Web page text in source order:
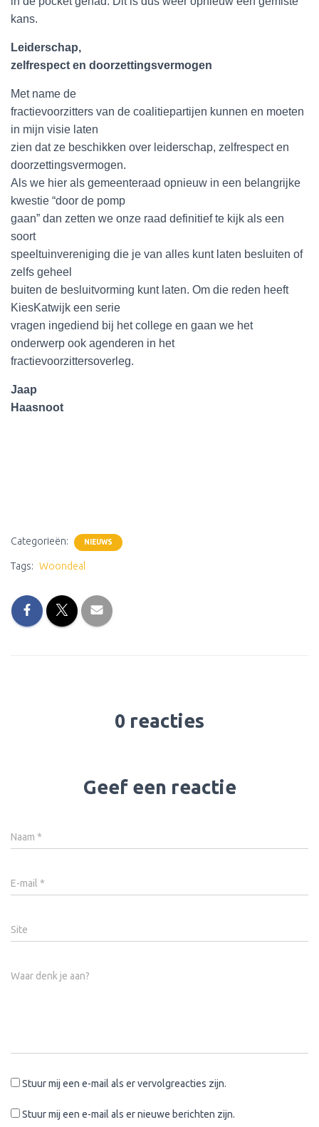
kans.
Leiderschap,
zelfrespect en doorzettingsvermogen
Met name de
fractievoorzitters van de coalitiepartijen kunnen en moeten
in mijn visie laten
zien dat ze beschikken over leiderschap, zelfrespect en
doorzettingsvermogen.
Als we hier als gemeenteraad opnieuw in een belangrijke
kwestie “door de pomp
gaan” dan zetten we onze raad definitief te kijk als een
soort
speeltuinvereniging die je van alles kunt laten besluiten of
zelfs geheel
buiten de besluitvorming kunt laten. Om die reden heeft
KiesKatwijk een serie
vragen ingediend bij het college en gaan we het
onderwerp ook agenderen in het
fractievoorzittersoverleg.
Jaap
Haasnoot
Categorieën: NIEUWS
Tags: Woondeal
0 reacties
Geef een reactie
Naam *
E-mail *
Site
Waar denk je aan?
Stuur mij een e-mail als er vervolgreacties zijn.
Stuur mij een e-mail als er nieuwe berichten zijn.